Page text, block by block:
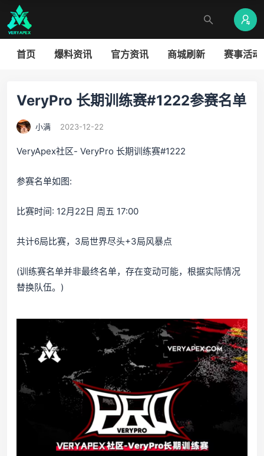
首页 爆料资讯 官方资讯 商城刷新 赛事活动
VeryPro 长期训练赛#1222参赛名单
小满 2023-12-22
VeryApex社区- VeryPro 长期训练赛#1222
参赛名单如图:
比赛时间: 12月22日 周五 17:00
共计6局比赛，3局世界尽头+3局风暴点
(训练赛名单并非最终名单，存在变动可能，根据实际情况
替换队伍。)